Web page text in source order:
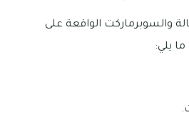
والسوبرماركت الواقعة على